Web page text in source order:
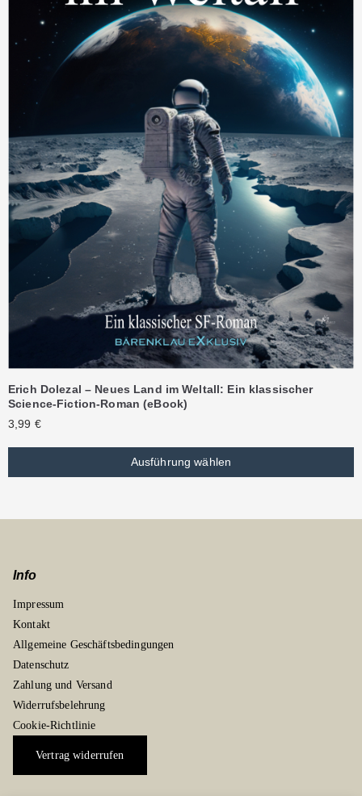
Erich Dolezal – Neues Land im Weltall: Ein klassischer
Science-Fiction-Roman (eBook)
3,99 €
Ausführung wählen
Info
Impressum
Kontakt
Allgemeine Geschäftsbedingungen
Datenschutz
Zahlung und Versand
Widerrufsbelehrung
Cookie-Richtlinie
Vertrag widerrufen